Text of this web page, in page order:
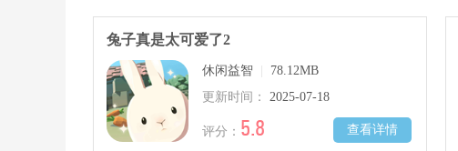
串串就可以顺利通过
兔子真是太可爱了2
休闲益智
78.12MB
更新时间：
2025-07-18
查看详情
评分： 5.8